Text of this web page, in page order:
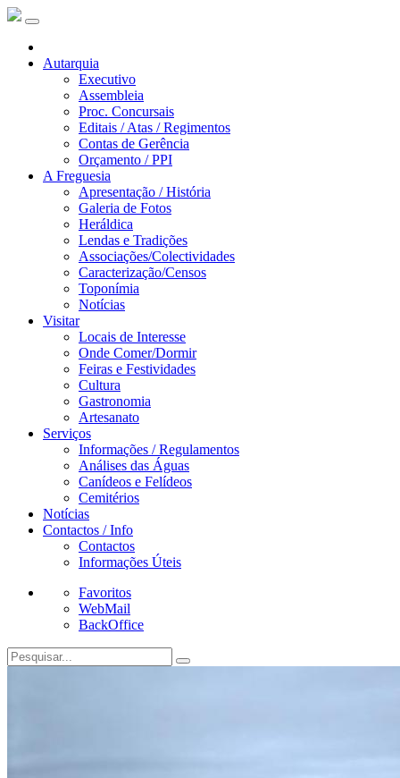
Autarquia
Executivo
Assembleia
Proc. Concursais
Editais / Atas / Regimentos
Contas de Gerência
Orçamento / PPI
A Freguesia
Apresentação / História
Galeria de Fotos
Heráldica
Lendas e Tradições
Associações/Colectividades
Caracterização/Censos
Toponímia
Notícias
Visitar
Locais de Interesse
Onde Comer/Dormir
Feiras e Festividades
Cultura
Gastronomia
Artesanato
Serviços
Informações / Regulamentos
Análises das Águas
Canídeos e Felídeos
Cemitérios
Notícias
Contactos / Info
Contactos
Informações Úteis
Favoritos
WebMail
BackOffice